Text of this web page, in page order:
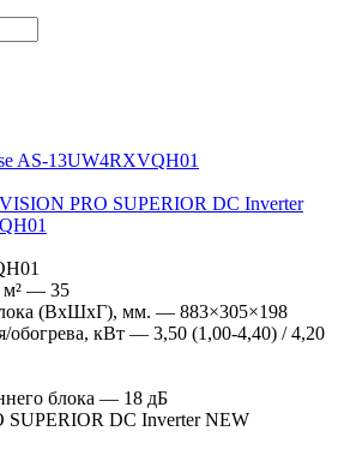
PRO SUPERIOR DC Inverter
— 35
(ВхШхГ), мм. — 883×305×198
кВт — 3,50 (1,00-4,40) / 4,20
блока — 18 дБ
SUPERIOR DC Inverter NEW